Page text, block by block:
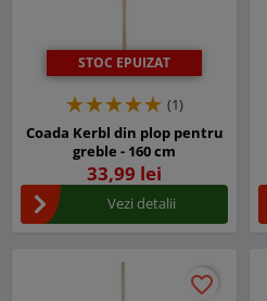
STOC EPUIZAT
(1)
Coada Kerbl din plop pentru
greble - 160 cm
33,99 lei
Vezi detalii
favorite_border
favorite_border